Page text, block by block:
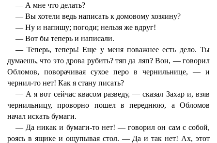
— А мне что делать?
— Вы хотели ведь написать к домовому хозяину?
— Ну и напишу; погоди; нельзя же вдруг!
— Вот бы теперь и написали.
— Теперь, теперь! Еще у меня поважнее есть дело. Ты
думаешь, что это дрова рубить? тяп да ляп? Вон, — говорил
Обломов, поворачивая сухое перо в чернильнице, — и
чернил-то нет! Как я стану писать?
— А я вот сейчас квасом разведу, — сказал Захар и, взяв
чернильницу, проворно пошел в переднюю, а Обломов
начал искать бумаги.
— Да никак и бумаги-то нет! — говорил он сам с собой,
роясь в ящике и ощупывая стол. — Да и так нет! Ах, этот